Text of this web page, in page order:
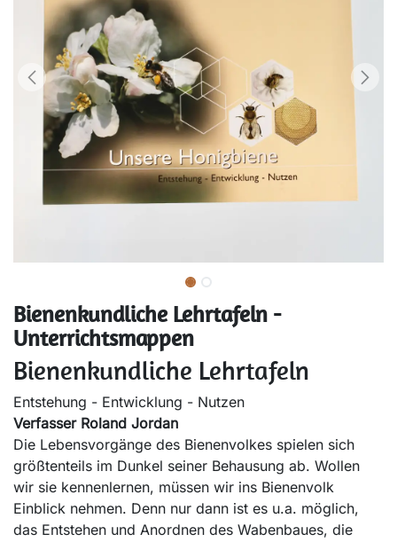
Bienenkundliche Lehrtafeln -
Unterrichtsmappen
Bienenkundliche Lehrtafeln
Entstehung - Entwicklung - Nutzen
Verfasser Roland Jordan
Die Lebensvorgänge des Bienenvolkes spielen sich
größtenteils im Dunkel seiner Behausung ab. Wollen
wir sie kennenlernen, müssen wir ins Bienenvolk
Einblick nehmen. Denn nur dann ist es u.a. möglich,
das Entstehen und Anordnen des Wabenbaues, die